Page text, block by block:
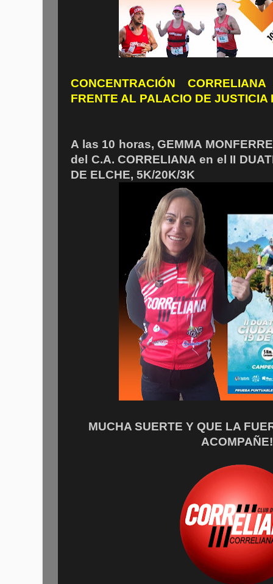
CONCENTRACIÓN
FRENTE AL PALACIO DE JUSTICIA
A las 10 horas, GEMMA
del C.A. CORRELIANA en el II
DE ELCHE, 5K/20K/3K
MUCHA SUERTE Y QUE LA